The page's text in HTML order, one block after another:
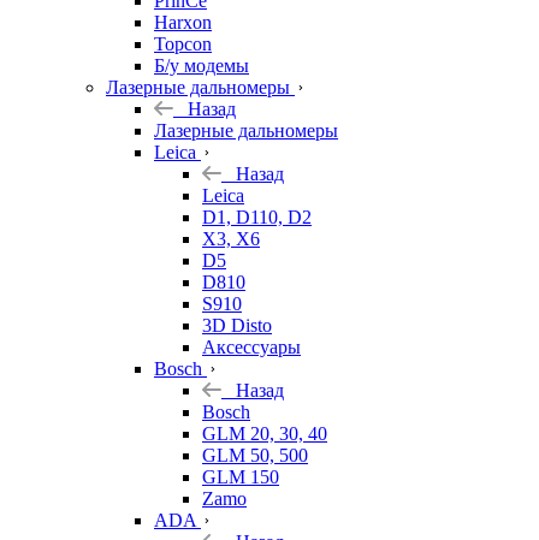
Harxon
Topcon
Б/у модемы
Лазерные дальномеры
Назад
Лазерные дальномеры
Leica
Назад
Leica
D1, D110, D2
X3, X6
D5
D810
S910
3D Disto
Аксессуары
Bosch
Назад
Bosch
GLM 20, 30, 40
GLM 50, 500
GLM 150
Zamo
ADA